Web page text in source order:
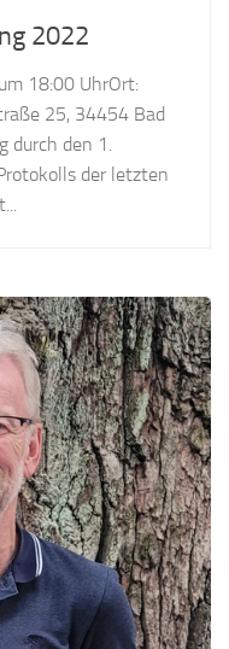
2022
18:00 UhrOrt:
25, 34454 Bad
durch den 1.
der letzten